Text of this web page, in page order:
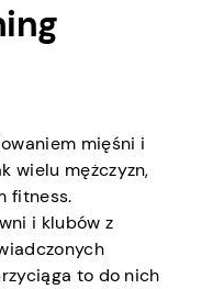
mięśni i
wielu mężczyzn,
fitness.
i klubów z
to do nich